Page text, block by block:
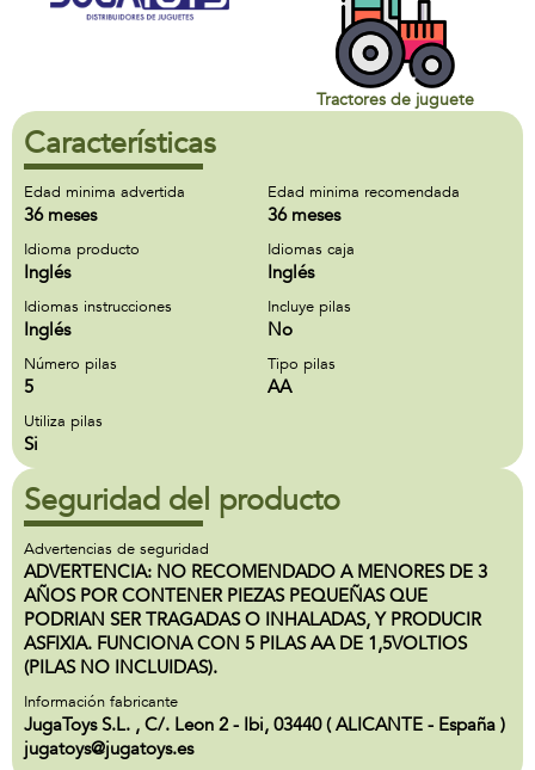
Tractores de juguete
Características
Edad minima advertida
36 meses
Edad minima recomendada
36 meses
Idioma producto
Inglés
Idiomas caja
Inglés
Idiomas instrucciones
Inglés
Incluye pilas
No
Número pilas
5
Tipo pilas
AA
Utiliza pilas
Si
Seguridad del producto
Advertencias de seguridad
ADVERTENCIA: NO RECOMENDADO A MENORES DE 3
AÑOS POR CONTENER PIEZAS PEQUEÑAS QUE
PODRIAN SER TRAGADAS O INHALADAS, Y PRODUCIR
ASFIXIA. FUNCIONA CON 5 PILAS AA DE 1,5VOLTIOS
(PILAS NO INCLUIDAS).
Información fabricante
JugaToys S.L. , C/. Leon 2 - Ibi, 03440 ( ALICANTE - España )
jugatoys@jugatoys.es